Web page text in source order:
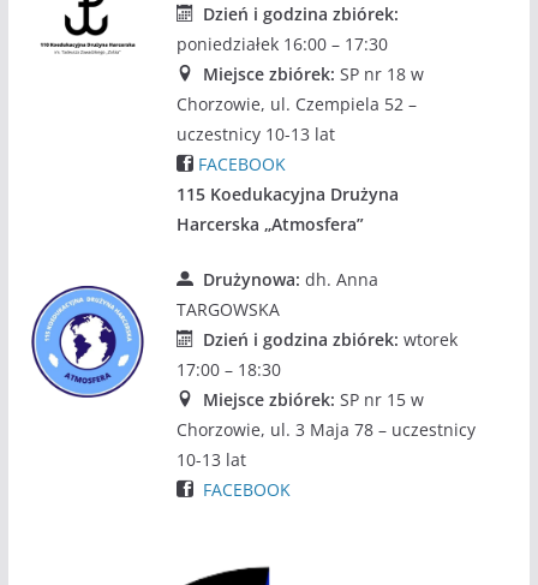
Dzień i godzina zbiórek:
poniedziałek 16:00 – 17:30
Miejsce zbiórek: SP nr 18 w
Chorzowie, ul. Czempiela 52 –
uczestnicy 10-13 lat
FACEBOOK
115 Koedukacyjna Drużyna
Harcerska „Atmosfera”
Drużynowa: dh. Anna
TARGOWSKA
Dzień i godzina zbiórek: wtorek
17:00 – 18:30
Miejsce zbiórek: SP nr 15 w
Chorzowie, ul. 3 Maja 78 – uczestnicy
10-13 lat
FACEBOOK